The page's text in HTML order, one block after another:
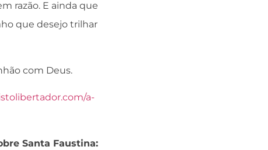
razão. E ainda que
que desejo trilhar
com Deus.
a-
Santa Faustina: